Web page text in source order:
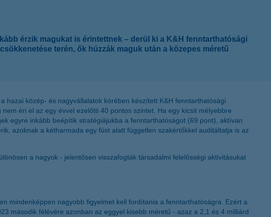
K&H web Electra
K&H e-kártyafelület
érzik magukat is érintettnek – derül ki a K&H fenntarthatósági
terén, ők húzzák maguk után a közepes méretű
hazai közép- és nagyvállalatok körében készített K&H fenntarthatósági
éri el az egy évvel ezelőtti 40 pontos szintet. Ha egy kicsit mélyebbre
egyre inkább beépítik stratégiájukba a fenntarthatóságot (69 pont), aktívan
azoknak a kétharmada egy füst alatt független szakértőkkel auditáltatja is az
a nagyok - jelentősen visszafogták társadalmi felelősségi aktivitásukat
mindenképpen nagyobb figyelmet kell fordítania a fenntarthatóságra. Ezért a
második félévére azonban az eggyel kisebb méretű - azaz a 2,1 és 4 milliárd